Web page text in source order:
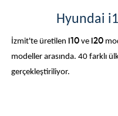
Hyundai
İzmit'te üretilen i10 ve i20
modeller arasında. 40 farklı
gerçekleştiriliyor.